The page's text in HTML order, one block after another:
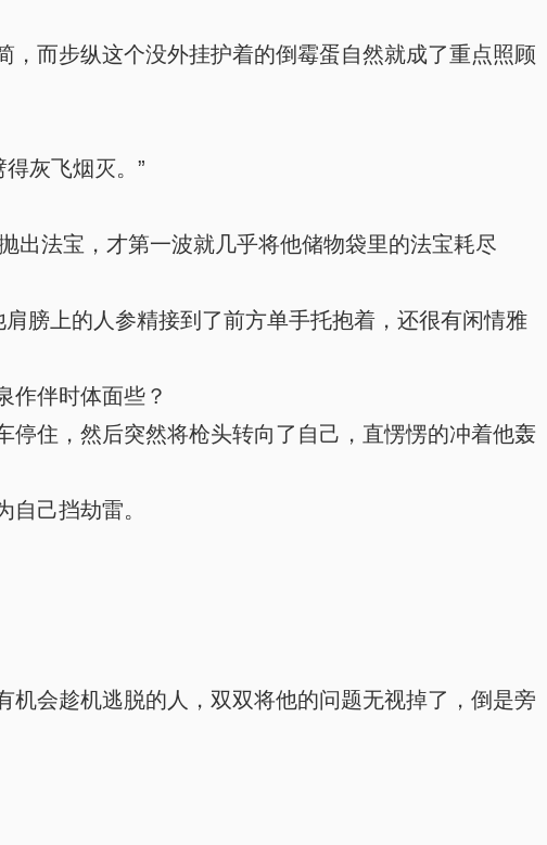
而步纵这个没外挂护着的倒霉蛋自然就成了重点照顾
灰飞烟灭。”
法宝，才第一波就几乎将他储物袋里的法宝耗尽
膀上的人参精接到了前方单手托抱着，还很有闲情雅
作伴时体面些？
住，然后突然将枪头转向了自己，直愣愣的冲着他轰
己挡劫雷。
会趁机逃脱的人，双双将他的问题无视掉了，倒是旁